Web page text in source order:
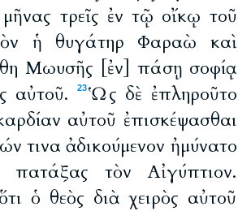
τρεῖς ἐν τῷ οἴκῳ τοῦ
ἡ θυγάτηρ Φαραὼ καὶ
Μωυσῆς [ἐν] πάσῃ σοφίᾳ
αὐτοῦ.
23Ὡς δὲ ἐπληροῦτο
αὐτοῦ ἐπισκέψασθαι
τινα ἀδικούμενον ἠμύνατο
πατάξας τὸν Αἰγύπτιον.
ὁ θεὸς διὰ χειρὸς αὐτοῦ